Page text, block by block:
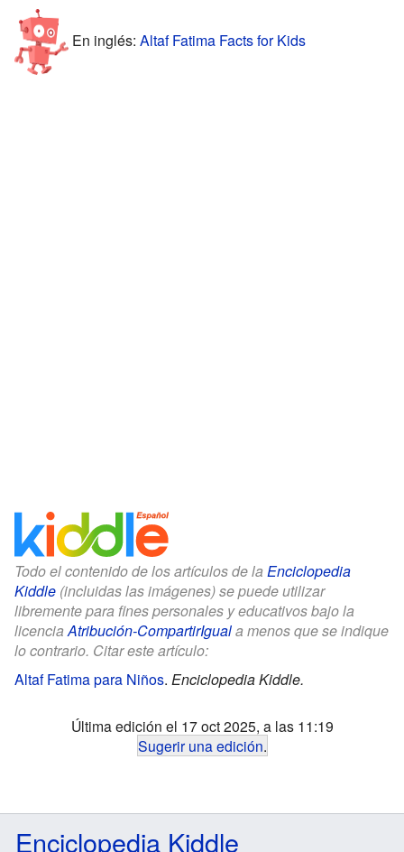
En inglés: Altaf Fatima Facts for Kids
Todo el contenido de los artículos de la Enciclopedia
Kiddle (incluidas las imágenes) se puede utilizar
libremente para fines personales y educativos bajo la
licenciaAtribución-CompartirIguala menos que se indique
lo contrario. Citar este artículo:
Altaf Fatima para Niños. Enciclopedia Kiddle.
Última edición el 17 oct 2025, a las 11:19
Sugerir una edición.
Enciclopedia Kiddle